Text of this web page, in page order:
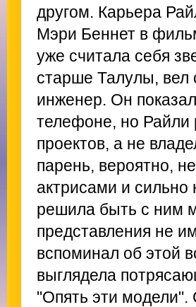
другом. Карьера
Мэри Беннет в
уже считала себя
старше Талулы, вел
инженер. Он
телефоне, но Райли
проектов, а не
парень, вероятно,
актрисами и
решила быть с ним
представления не
вспоминал об этой
выглядела
"Опять эти модели".